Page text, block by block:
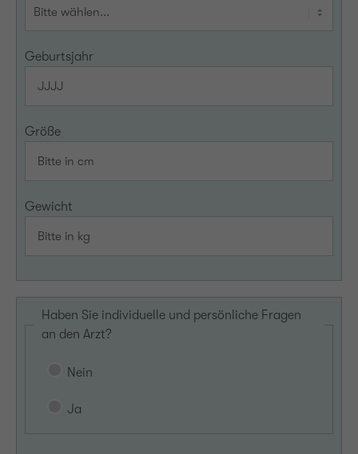
Geburtsjahr
Größe
Gewicht
Haben Sie individuelle und persönliche Fragen
an den Arzt?
Nein
Ja